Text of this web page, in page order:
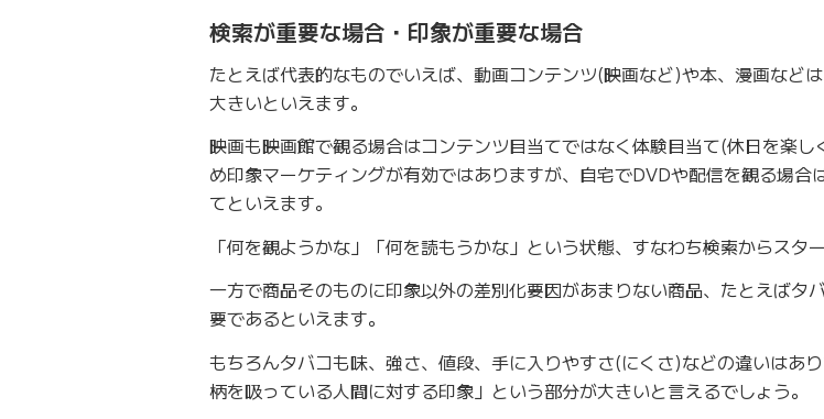
検索が重要な場合・印象が重要な場合
たとえば代表的なものでいえば、動画コンテンツ(映画など)や本、漫画など
大きいといえます。
映画も映画館で観る場合はコンテンツ目当てではなく体験目当て(休日を楽
め印象マーケティングが有効ではありますが、自宅でDVDや配信を観る場合
てといえます。
「何を観ようかな」「何を読もうかな」という状態、すなわち検索からスタ
一方で商品そのものに印象以外の差別化要因があまりない商品、たとえばタ
要であるといえます。
もちろんタバコも味、強さ、値段、手に入りやすさ(にくさ)などの違いはあ
柄を吸っている人間に対する印象」という部分が大きいと言えるでしょう。